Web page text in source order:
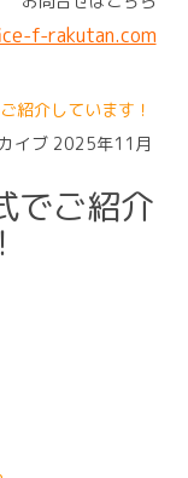
f-rakutan.com
紹介しています！
イブ 2025年11月
でご紹介